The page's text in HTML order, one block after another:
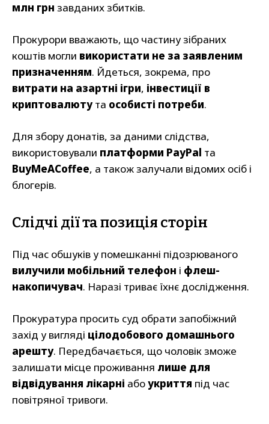
млн грн завданих збитків.
Прокурори вважають, що частину зібраних
коштів могли використати не за заявленим
призначенням. Йдеться, зокрема, про
витрати на азартні ігри, інвестиції в
криптовалютута особисті потреби.
Для збору донатів, за даними слідства,
використовували платформи PayPal та
BuyMeACoffee, а також залучали відомих осіб і
блогерів.
Слідчі дії та позиція сторін
Під час обшуків у помешканні підозрюваного
вилучили мобільний телефон і флеш-
накопичувач. Наразі триває їхнє дослідження.
Прокуратура просить суд обрати запобіжний
захід у вигляді цілодобового домашнього
арешту. Передбачається, що чоловік зможе
залишати місце проживання лише для
відвідування лікарні абоукриття під час
повітряної тривоги.